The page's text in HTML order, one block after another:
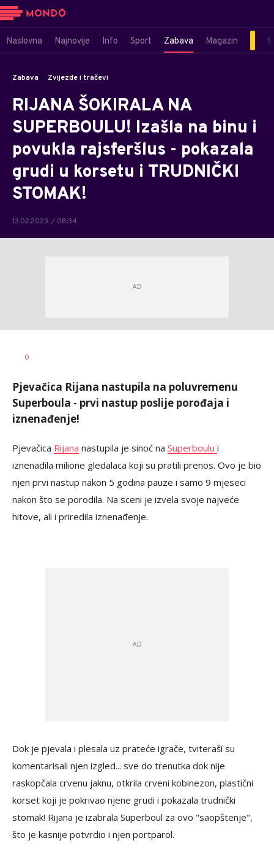
Naslovna Najnovije Info Sport Zabava Magazin
Zabava Zvijezde i tračevi
RIJANA ŠOKIRALA NA
SUPERBOULU! Izašla na binu i
povukla rajsferšlus - pokazala
grudi u korsetu i TRUDNIČKI
STOMAK!
13.02.2023. / 08:34
AUTOR
0
Pjevačica Rijana nastupila na poluvremenu
Superboula - prvi nastup poslije porođaja i
iznenađenje!
Pjevačica Rijana nastupila je sinoć na Superboulu i
iznenadila milione gledalaca koji su pratili prenos. Ovo je bio
njen prvi nastup nakon 5 godina pauze i samo 9 mjeseci
nakon što se porodila. Na sceni je izvela svoje najveće
hitove, ali i priredila iznenađenje.
Dok je pjevala i plesala uz prateće igrače, tviteraši su
komentarisali njen izgled... sve do trenutka dok nije
raskopčala crvenu jaknu, otkrila crveni kobinezon, plastični
korset koji je pokrivao njene grudi i pokazala trudnički
stomak! Rijana je izabrala Superboul za ovo "saopštenje",
što je kasnije potvrdio i njen portparol.